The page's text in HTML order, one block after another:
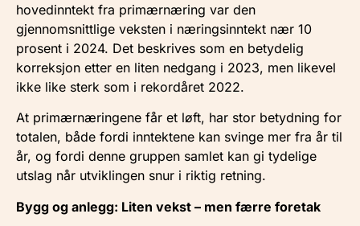
hovedinntekt fra primærnæring var den
gjennomsnittlige veksten i næringsinntekt nær 10
prosent i 2024. Det beskrives som en betydelig
korreksjon etter en liten nedgang i 2023, men likevel
ikke like sterk som i rekordåret 2022.
At primærnæringene får et løft, har stor betydning for
totalen, både fordi inntektene kan svinge mer fra år til
år, og fordi denne gruppen samlet kan gi tydelige
utslag når utviklingen snur i riktig retning.
Bygg og anlegg: Liten vekst – men færre foretak